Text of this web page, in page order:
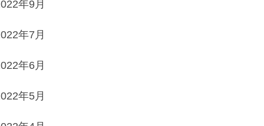
年9月
年7月
年6月
年5月